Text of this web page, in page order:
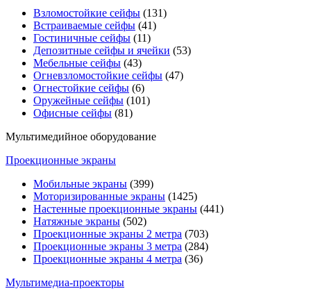
Взломостойкие сейфы (131)
Встраиваемые сейфы (41)
Гостиничные сейфы (11)
Депозитные сейфы и ячейки (53)
Мебельные сейфы (43)
Огневзломостойкие сейфы (47)
Огнестойкие сейфы (6)
Оружейные сейфы (101)
Офисные сейфы (81)
Мультимедийное оборудование
Проекционные экраны
Мобильные экраны (399)
Моторизированные экраны (1425)
Настенные проекционные экраны (441)
Натяжные экраны (502)
Проекционные экраны 2 метра (703)
Проекционные экраны 3 метра (284)
Проекционные экраны 4 метра (36)
Мультимедиa-проекторы